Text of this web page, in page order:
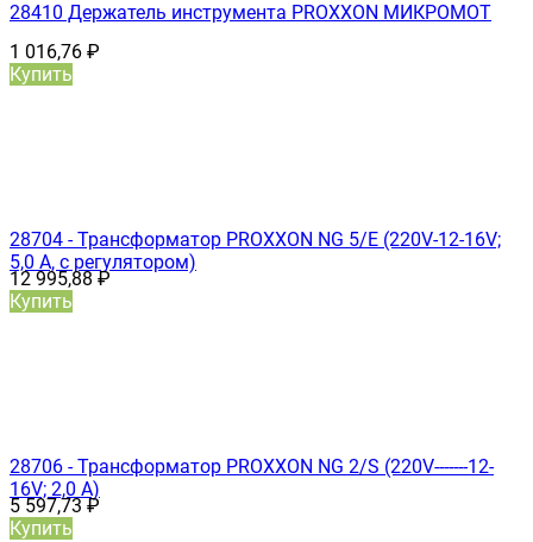
28410 Держатель инструмента PROXXON МИКРОМОТ
1 016,76 ₽
Купить
28704 - Трансформатор PROXXON NG 5/Е (220V-12-16V;
5,0 А, с регулятором)
12 995,88₽
Купить
28706 - Трансформатор PROXXON NG 2/S (220V-------12-
16V; 2,0 А)
5 597,73₽
Купить